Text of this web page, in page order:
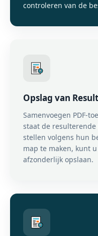
controleren van de
Opslag van
Samenvoegen PDF-
staat de resulterende
stellen volgens hun
map te maken, kunt
afzonderlijk opslaan.